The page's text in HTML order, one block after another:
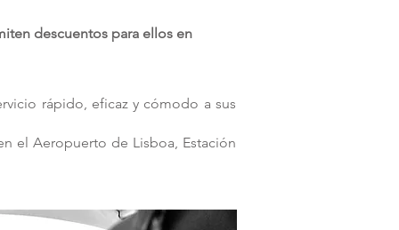
descuentos para ellos en
rápido, eficaz y cómodo a sus
el Aeropuerto de Lisboa, Estación